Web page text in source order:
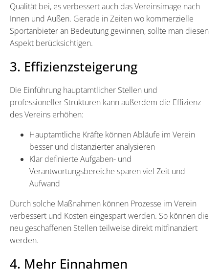
Qualität bei, es verbessert auch das Vereinsimage nach
Innen und Außen. Gerade in Zeiten wo kommerzielle
Sportanbieter an Bedeutung gewinnen, sollte man diesen
Aspekt berücksichtigen.
3. Effizienzsteigerung
Die Einführung hauptamtlicher Stellen und
professioneller Strukturen kann außerdem die Effizienz
des Vereins erhöhen:
Hauptamtliche Kräfte können Abläufe im Verein
besser und distanzierter analysieren
Klar definierte Aufgaben- und
Verantwortungsbereiche sparen viel Zeit und
Aufwand
Durch solche Maßnahmen können Prozesse im Verein
verbessert und Kosten eingespart werden. So können die
neu geschaffenen Stellen teilweise direkt mitfinanziert
werden.
4. Mehr Einnahmen